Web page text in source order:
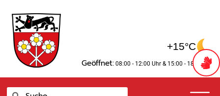
Inhalt
springen
+15°C
Geöffnet: 08:00 - 12:00 Uhr & 15:00 - 18:00 Uhr
SucheSuche